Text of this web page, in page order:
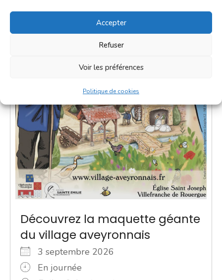
Accepter
Refuser
Voir les préférences
Politique de cookies
Découvrez la maquette géante
du village aveyronnais
3 septembre 2026
En journée